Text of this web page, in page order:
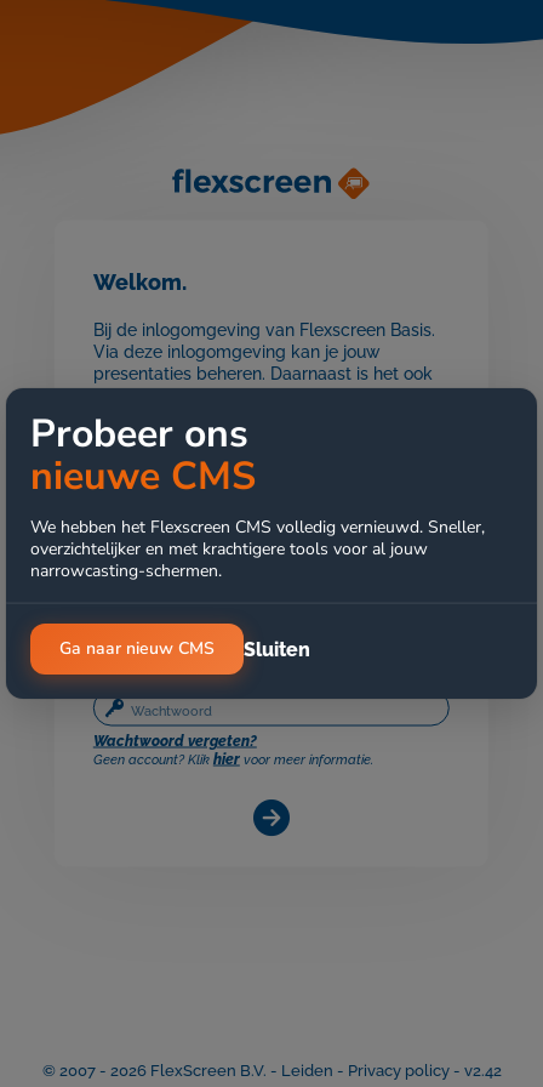
Welkom.
Bij de inlogomgeving van Flexscreen Basis.
Via deze inlogomgeving kan je jouw
presentaties beheren. Daarnaast is het ook
mogelijk jouw schermen te beheren, onder
andere door het aanmaken en beheren van
schermgroepen.
Ga naar nieuw CMS
Wachtwoord vergeten?
Geen account? Klik hiervoor meer informatie.
Probeer ons
nieuwe CMS
We hebben het Flexscreen CMS volledig vernieuwd. Sneller,
overzichtelijker en met krachtigere tools voor al jouw
narrowcasting-schermen.
Ga naar nieuw CMS Sluiten
© 2007 - 2026 FlexScreen B.V. - Leiden - Privacy policy- v2.42